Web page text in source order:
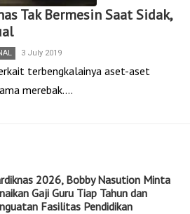
Tak Bermesin Saat Sidak,
3 July 2019
terbengkalainya aset-aset
merebak.…
2026, Bobby Nasution Minta
Gaji Guru Tiap Tahun dan
Fasilitas Pendidikan